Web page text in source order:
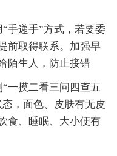
手递手”方式，若要委
前取得联系。加强早
陌生人，防止接错
一摸二看三问四查五
，面色、皮肤有无皮
食、睡眠、大小便有